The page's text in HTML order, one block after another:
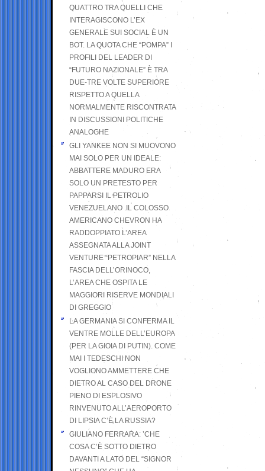
QUATTRO TRA QUELLI CHE
INTERAGISCONO L’EX
GENERALE SUI SOCIAL È UN
BOT. LA QUOTA CHE “POMPA” I
PROFILI DEL LEADER DI
“FUTURO NAZIONALE” È TRA
DUE-TRE VOLTE SUPERIORE
RISPETTO A QUELLA
NORMALMENTE RISCONTRATA
IN DISCUSSIONI POLITICHE
ANALOGHE
GLI YANKEE NON SI MUOVONO
MAI SOLO PER UN IDEALE:
ABBATTERE MADURO ERA
SOLO UN PRETESTO PER
PAPPARSI IL PETROLIO
VENEZUELANO .IL COLOSSO
AMERICANO CHEVRON HA
RADDOPPIATO L’AREA
ASSEGNATA ALLA JOINT
VENTURE “PETROPIAR” NELLA
FASCIA DELL’ORINOCO,
L’AREA CHE OSPITA LE
MAGGIORI RISERVE MONDIALI
DI GREGGIO
LA GERMANIA SI CONFERMA IL
VENTRE MOLLE DELL’EUROPA
(PER LA GIOIA DI PUTIN). COME
MAI I TEDESCHI NON
VOGLIONO AMMETTERE CHE
DIETRO AL CASO DEL DRONE
PIENO DI ESPLOSIVO
RINVENUTO ALL’AEROPORTO
DI LIPSIA C’È LA RUSSIA?
GIULIANO FERRARA: ’CHE
COSA C’È SOTTO DIETRO
DAVANTI A LATO DEL “SIGNOR